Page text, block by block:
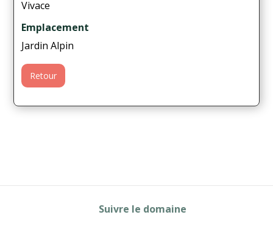
Vivace
Emplacement
Jardin Alpin
Retour
Suivre le domaine